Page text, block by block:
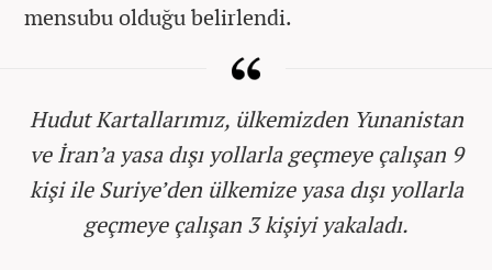
mensubu olduğu belirlendi.
Hudut Kartallarımız, ülkemizden Yunanistan
ve İran’a yasa dışı yollarla geçmeye çalışan 9
kişi ile Suriye’den ülkemize yasa dışı yollarla
geçmeye çalışan 3 kişiyi yakaladı.